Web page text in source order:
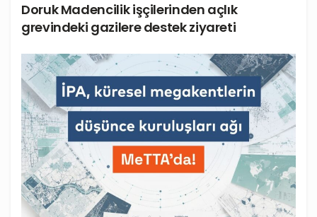
Doruk Madencilik işçilerinden açlık
grevindeki gazilere destek ziyareti